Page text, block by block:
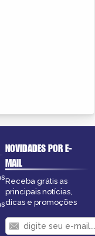
NOVIDADES POR E-
MAIL
Receba grátis as
principais notícias,
dicas e promoções